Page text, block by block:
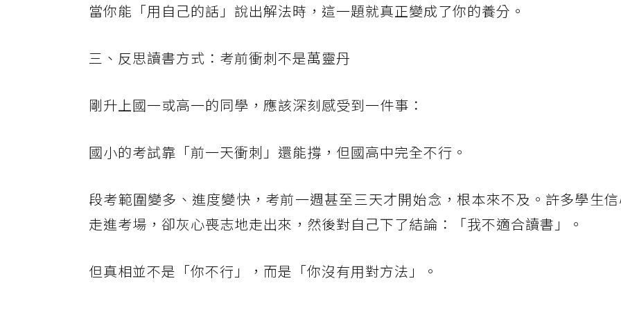
當你能「用自己的話」說出解法時，這一題就真正變成了你的養分。
三、反思讀書方式：考前衝刺不是萬靈丹
剛升上國一或高一的同學，應該深刻感受到一件事：
國小的考試靠「前一天衝刺」還能撐，但國高中完全不行。
段考範圍變多、進度變快，考前一週甚至三天才開始念，根本來不及。許多學生
走進考場，卻灰心喪志地走出來，然後對自己下了結論：「我不適合讀書」。
但真相並不是「你不行」，而是「你沒有用對方法」。